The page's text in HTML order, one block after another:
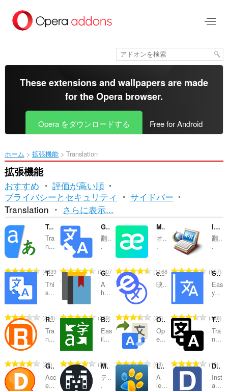
メ
ツ
移
動
These extensions and wallpapers are made
for theOpera browser.
Opera をダウンロードする Free for Android
ホーム 拡張機能 Translation
拡張機能
おすすめ
評価が高い順
プライバシーとセキュリティ
サイドバー
Translation
並
べ
替
え
お
よ
び
カ
テ
ゴ
リ
さらに表示...
Translator
Tra
n...
評
価
の
：
4339
Google Translate
翻..
.
評
価
の
：
2307
Mate Translate
オ..
.
評
価
の
：
1168
ImTranslator: Translator, Dictionary, TTS
翻..
.
評
価
の
：
657
Translate Web Page
Thi
s...
評
価
の
：
218
Google™ Translator
A
h...
評
価
の
：
269
eLang Translator: Translate text & subtitles
映..
.
評
価
の
：
26
Sidebar for Google™ Translate
Eas
y...
評
価
の
：
186
RUMIWIFI
Tra
n...
評
価
の
23
Bing Translate
Eas
il...
評
価
の
39
Open in Google™ Translate
Op
e...
評
価
の
68
Text Translate
Tra
n...
評
価
の
16
Google Translate Anywhere
Acc
e...
Morse Code Translator
テ..
.
LinguaLeo Translator
A
le...
Ddict
Inst
a...